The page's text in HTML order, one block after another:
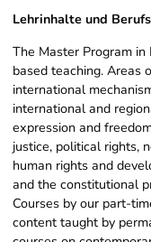
Lehrinhalte und
The Master Program
based teaching. Areas
international
international and
expression and
justice, political rights,
human rights and
and the constitutional
Courses by our part-
content taught by